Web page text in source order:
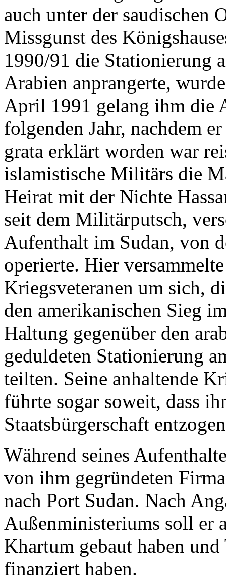
auch unter der saudischen
Missgunst des
1990/91 die Stationierung
Arabien anprangerte,
April 1991 gelang ihm die
folgenden Jahr, nachdem
grata erklärt worden war
islamistische Militärs die
Heirat mit der Nichte
seit dem Militärputsch,
Aufenthalt im Sudan, von
operierte. Hier
Kriegsveteranen um sich,
den amerikanischen Sieg
Haltung gegenüber den
geduldeten Stationierung
teilten. Seine anhaltende
führte sogar soweit, dass
Staatsbürgerschaft
Während seines
von ihm gegründeten
nach Port Sudan. Nach
Außenministeriums soll er
Khartum gebaut haben
finanziert haben.